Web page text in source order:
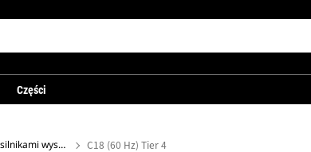
Części
Agregaty prądotwórcze z silnikami wysokoprężnymi C18 (60 Hz) Tier 4